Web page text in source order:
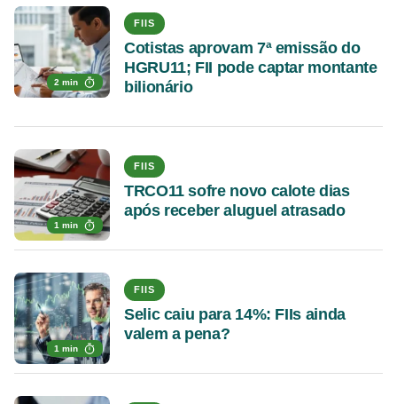
2 min
FIIS
Cotistas aprovam 7ª emissão do
HGRU11; FII pode captar montante
bilionário
1 min
FIIS
TRCO11 sofre novo calote dias
após receber aluguel atrasado
1 min
FIIS
Selic caiu para 14%: FIIs ainda
valem a pena?